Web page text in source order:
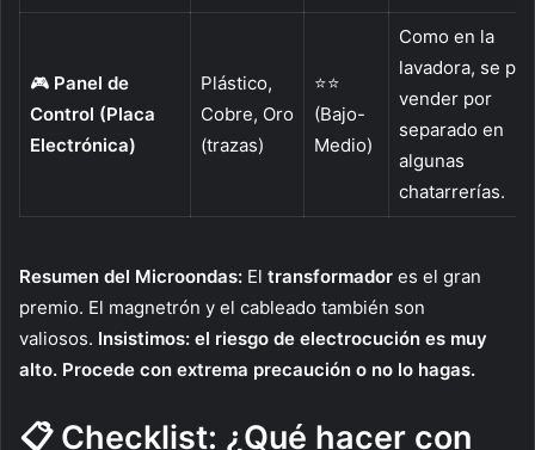
🎮 Panel de
Control (Placa
Electrónica)
Plástico,
Cobre, Oro
(trazas)
⭐⭐
(Bajo-
Medio)
Como en la
lavadora, se
vender por
separado en
algunas
chatarrerías.
Resumen del Microondas: El transformador es el gran
premio. El magnetrón y el cableado también son
valiosos. Insistimos: el riesgo de electrocución es muy
alto. Procede con extrema precaución o no lo hagas.
📋 Checklist: ¿Qué hacer con